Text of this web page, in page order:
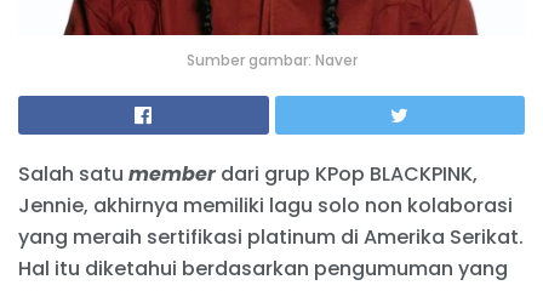
Sumber gambar: Naver
Salah satu memberdari grup KPop BLACKPINK,
Jennie, akhirnya memiliki lagu solo non kolaborasi
yang meraih sertifikasi platinum di Amerika Serikat.
Hal itu diketahui berdasarkan pengumuman yang